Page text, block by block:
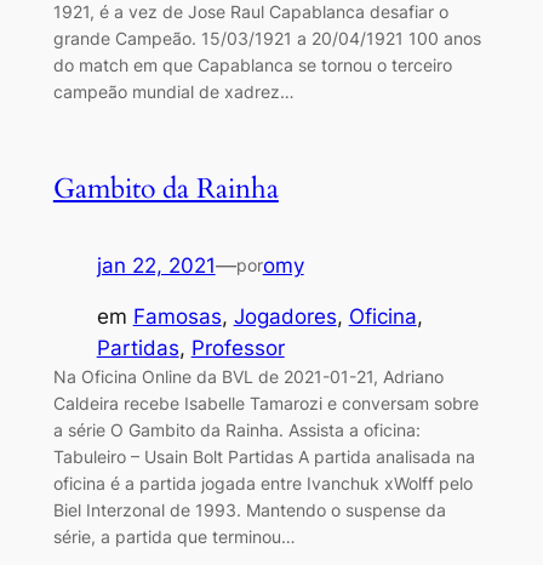
1921, é a vez de Jose Raul Capablanca desafiar o
grande Campeão. 15/03/1921 a 20/04/1921 100 anos
do match em que Capablanca se tornou o terceiro
campeão mundial de xadrez…
Gambito da Rainha
jan 22, 2021—poromy
em Famosas, Jogadores, Oficina
Partidas, Professor
Na Oficina Online da BVL de 2021-01-21, Adriano
Caldeira recebe Isabelle Tamarozi e conversam sobre
a série O Gambito da Rainha. Assista a oficina:
Tabuleiro – Usain Bolt Partidas A partida analisada na
oficina é a partida jogada entre Ivanchuk xWolff pelo
Biel Interzonal de 1993. Mantendo o suspense da
série, a partida que terminou…